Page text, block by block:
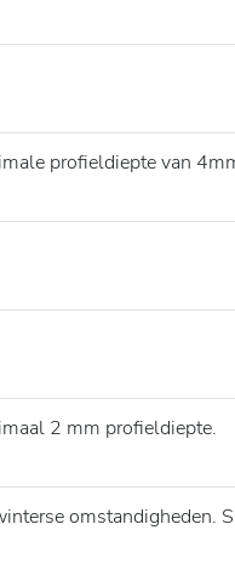
profieldiepte van
2 mm profieldiepte.
omstandigheden.